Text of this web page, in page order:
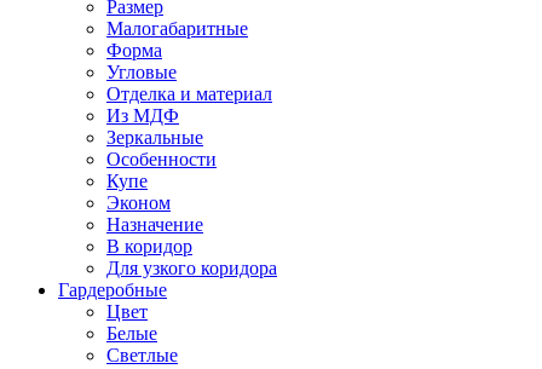
Размер
Малогабаритные
Форма
Угловые
Отделка и материал
Из МДФ
Зеркальные
Особенности
Купе
Эконом
Назначение
В коридор
Для узкого коридора
Гардеробные
Цвет
Белые
Светлые